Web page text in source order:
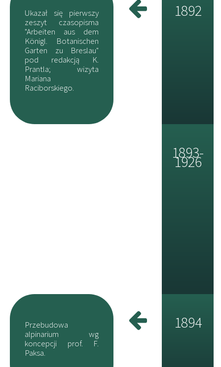
Ukazał się pierwszy
zeszyt czasopisma
"Arbeiten aus dem
Königl. Botanischen
Garten zu Breslau"
pod redakcją K.
Prantla; wizyta
Mariana
Raciborskiego.
1892
1893-
1926
Przebudowa
alpinarium wg
koncepcji prof. F.
Paksa.
1894